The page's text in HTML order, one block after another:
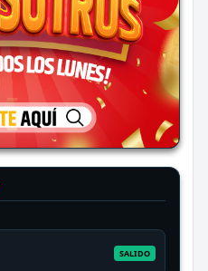
SALIDO